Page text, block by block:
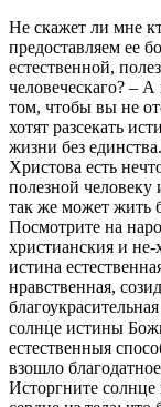
Не скажет ли мне
предоставляем ее
естественной,
человеческаго? –
том, чтобы вы не
хотят разсекать
жизни без
Христова есть
полезной человеку
так же может жить
Посмотрите на
христианския и
истина
нравственная,
солнце истины
естественныя
взошло
Исторгните